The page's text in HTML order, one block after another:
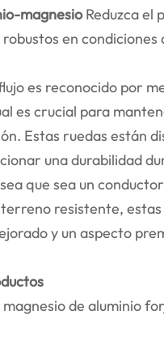
magnesioReduzca el
en
es reconocido por
es crucial para
Estas ruedas están
una durabilidad
que sea un
resistente,
y un aspecto
de aluminio